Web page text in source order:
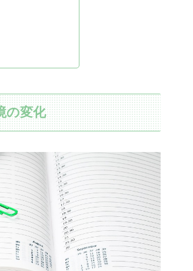
の変化